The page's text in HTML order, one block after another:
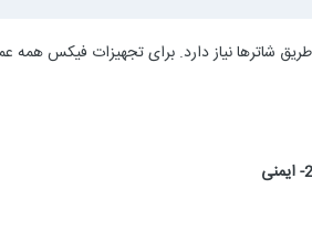
شاترها نیاز دارد. برای تجهیزات فیکس همه